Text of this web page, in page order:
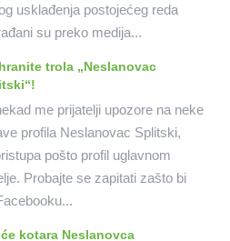
usklađenja postojećeg reda
su preko medija...
trola „Neslanovac
me prijatelji upozore na neke
profila Neslanovac Splitski,
pošto profil uglavnom
Probajte se zapitati zašto bi
kotara Neslanovca